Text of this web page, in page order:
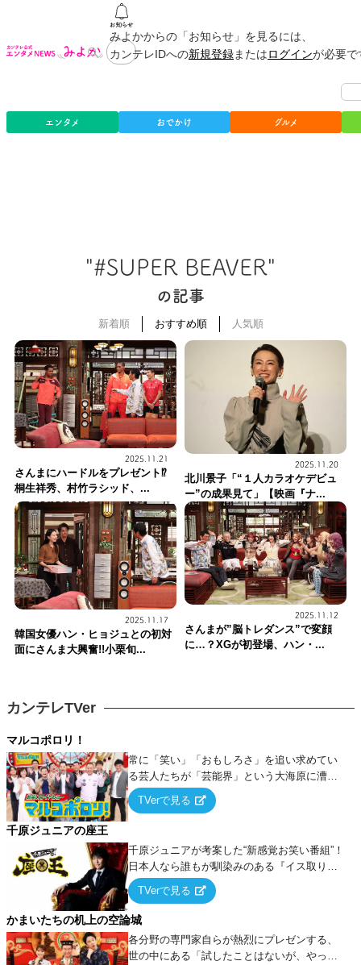
みよかからの「お知らせ」を見るには、
カンテレIDへの新規登録またはログインが必要
エンタメ おでかけ グルメ
"#SUPER BEAVER"
の記事
新着順 おすすめ順 人気順
2025.11.21
さんまにハードルをプレゼント⁉
桐生祥秀、村竹ラシッド、...
2025.11.20
北川景子「“１人カラオケデビュ
ー”の成果見て」【映画『ナ...
2025.11.17
韓国女優ハン・ヒョジュとの初対
面にさんま大興奮!!小栗旬...
2025.11.12
さんまが”脳トレダンス”で変顔
に…？XGが初登場、ハン・...
カンテレTVer
マルコポロリ！
常に「笑い」「おもしろさ」を追い求めてい
る芸人たちが「芸能界」という大海原に漕ぎ
出でて、新たなオモシロ人間を発掘する！
TVerで見る
千原ジュニアの座王
千原ジュニアが考案した“新感覚お笑い番組”！
日本人なら誰もが馴染みのある『イス取りゲ
ーム』をベースに、大喜利・ギャグ・モノボ
ケ・歌…など様々なお題で芸人がショートネ
タを競い合う！
TVerで見る
かまいたちの机上の空論城
各分野の専門家自らが熱烈にプレゼンする、
世の中にある「試したことはないが、やって